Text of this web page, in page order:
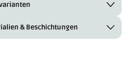
& Beschichtungen